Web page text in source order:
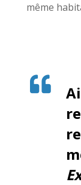
même